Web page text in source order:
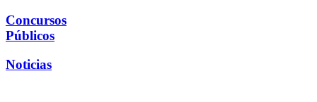
Concursos
Públicos
Noticias